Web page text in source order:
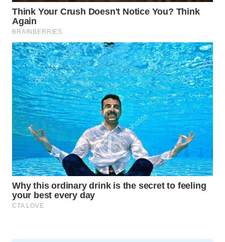
Wahana
Network
KONSUMEN
LISTRIK
MASYARAKAT
KELISTRIKAN
WALINKI
ID
MAWAKA
ID
MARTABAT
NET